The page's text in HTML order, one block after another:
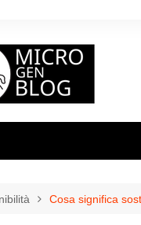
Cosa significa